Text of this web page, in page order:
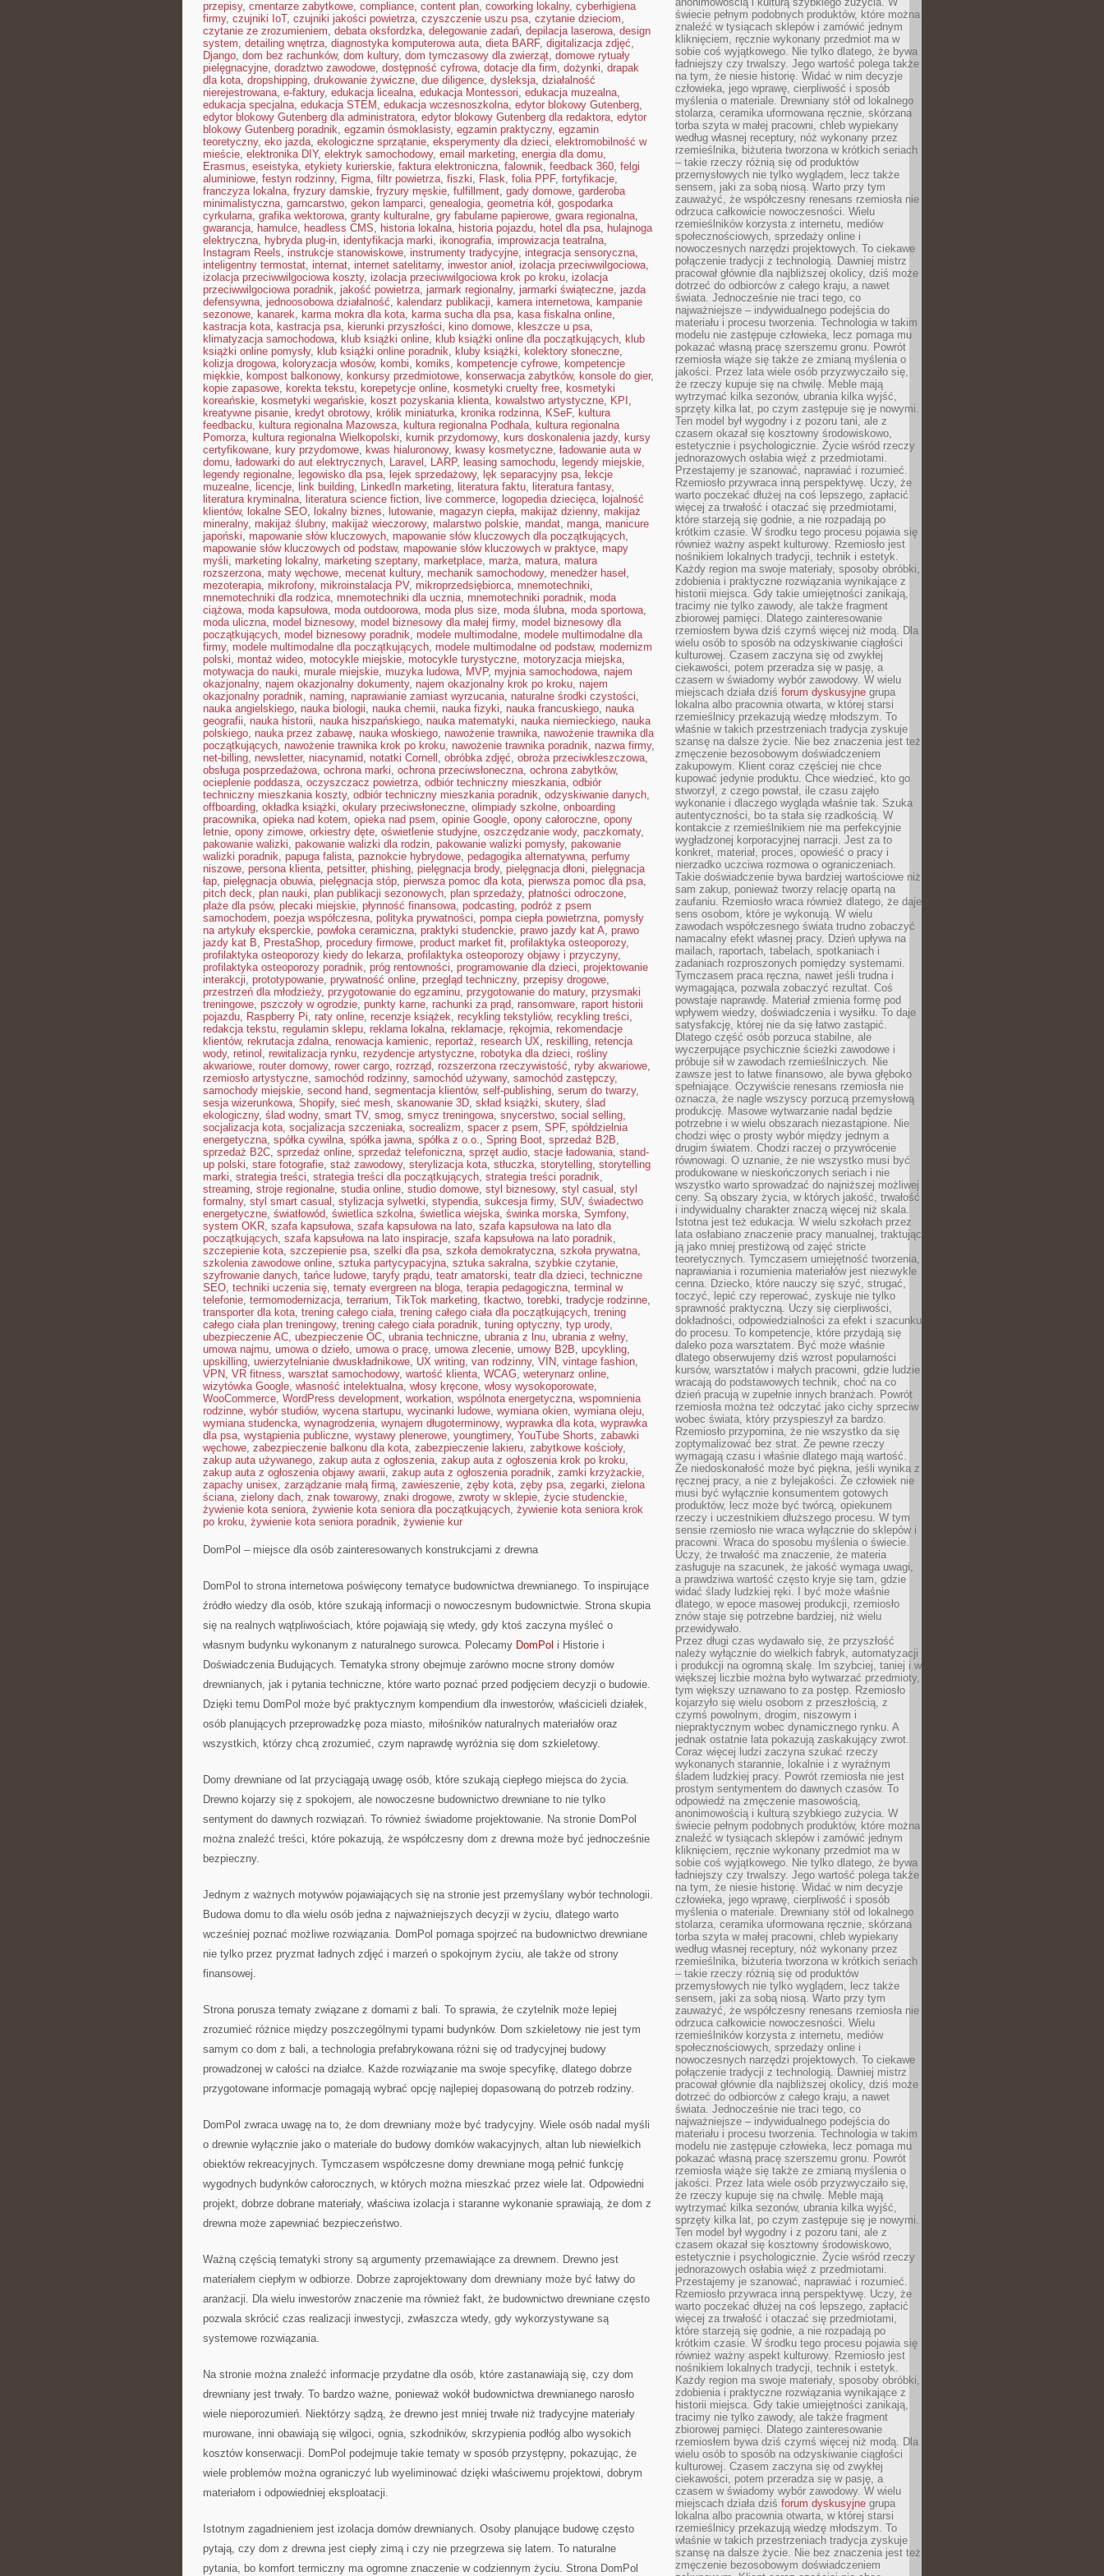
przepisy, cmentarze zabytkowe, compliance, content plan, coworking lokalny, cyberhigiena
firmy, czujniki IoT, czujniki jakości powietrza, czyszczenie uszu psa, czytanie dzieciom,
czytanie ze zrozumieniem, debata oksfordzka, delegowanie zadań, depilacja laserowa, design
system, detailing wnętrza, diagnostyka komputerowa auta, dieta BARF, digitalizacja zdjęć,
Django, dom bez rachunków, dom kultury, dom tymczasowy dla zwierząt, domowe rytuały
pielęgnacyjne, doradztwo zawodowe, dostępność cyfrowa, dotacje dla firm, dożynki, drapak
dla kota, dropshipping, drukowanie żywiczne, due diligence, dysleksja, działalność
nierejestrowana, e-faktury, edukacja licealna, edukacja Montessori, edukacja muzealna,
edukacja specjalna, edukacja STEM , edukacja wczesnoszkolna, edytor blokowy Gutenberg,
edytor blokowy Gutenberg dla administratora, edytor blokowy Gutenberg dla redaktora, edytor
blokowy Gutenberg poradnik, egzamin ósmoklasisty, egzamin praktyczny, egzamin
teoretyczny, eko jazda, ekologiczne sprzątanie, eksperymenty dla dzieci, elektromobilność w
mieście, elektronika DIY, elektryk samochodowy, email marketing, energia dla domu,
Erasmus, eseistyka, etykiety kurierskie, faktura elektroniczna, falownik, feedback 360, felgi
aluminiowe, festyn rodzinny, Figma, filtr powietrza, fiszki, Flask, folia PPF, fortyfikacje,
franczyza lokalna, fryzury damskie, fryzury męskie, fulfillment, gady domowe, garderoba
minimalistyczna, garncarstwo, gekon lamparci, genealogia, geometria kół, gospodarka
cyrkularna, grafika wektorowa, granty kulturalne, gry fabularne papierowe, gwara regionalna,
gwarancja, hamulce, headless CMS, historia lokalna, historia pojazdu, hotel dla psa, hulajnoga
elektryczna, hybryda plug-in, identyfikacja marki, ikonografia, improwizacja teatralna,
Instagram Reels, instrukcje stanowiskowe, instrumenty tradycyjne, integracja sensoryczna,
inteligentny termostat, internat, internet satelitarny, inwestor anioł, izolacja przeciwwilgociowa,
izolacja przeciwwilgociowa koszty, izolacja przeciwwilgociowa krok po kroku, izolacja
przeciwwilgociowa poradnik, jakość powietrza, jarmark regionalny, jarmarki świąteczne, jazda
defensywna, jednoosobowa działalność, kalendarz publikacji, kamera internetowa, kampanie
sezonowe, kanarek, karma mokra dla kota, karma sucha dla psa, kasa fiskalna online,
kastracja kota, kastracja psa, kierunki przyszłości, kino domowe, kleszcze u psa,
klimatyzacja samochodowa, klub książki online, klub książki online dla początkujących, klub
książki online pomysły, klub książki online poradnik, kluby książki, kolektory słoneczne,
kolizja drogowa, koloryzacja włosów, kombi, komiks, kompetencje cyfrowe, kompetencje
miękkie, kompost balkonowy, konkursy przedmiotowe, konserwacja zabytków, konsole do gier,
kopie zapasowe, korekta tekstu, korepetycje online, kosmetyki cruelty free, kosmetyki
koreańskie, kosmetyki wegańskie, koszt pozyskania klienta, kowalstwo artystyczne, KPI ,
kreatywne pisanie, kredyt obrotowy, królik miniaturka, kronika rodzinna, KSeF, kultura
feedbacku, kultura regionalna Mazowsza, kultura regionalna Podhala, kultura regionalna
Pomorza, kultura regionalna Wielkopolski, kurnik przydomowy, kurs doskonalenia jazdy, kursy
certyfikowane, kury przydomowe, kwas hialuronowy, kwasy kosmetyczne, ładowanie auta w
domu, ładowarki do aut elektrycznych, Laravel , LARP, leasing samochodu, legendy miejskie,
legendy regionalne, legowisko dla psa, lejek sprzedażowy, lęk separacyjny psa, lekcje
muzealne, licencje, link building, LinkedIn marketing, literatura faktu, literatura fantasy,
literatura kryminalna, literatura science fiction, live commerce, logopedia dziecięca, lojalność
klientów, lokalne SEO, lokalny biznes, lutowanie, magazyn ciepła, makijaż dzienny, makijaż
mineralny, makijaż ślubny, makijaż wieczorowy, malarstwo polskie, mandat, manga, manicure
japoński, mapowanie słów kluczowych, mapowanie słów kluczowych dla początkujących,
mapowanie słów kluczowych od podstaw, mapowanie słów kluczowych w praktyce, mapy
myśli, marketing lokalny, marketing szeptany, marketplace, marża, matura, matura
rozszerzona, maty węchowe, mecenat kultury, mechanik samochodowy, menedżer haseł,
mezoterapia, mikrofony, mikroinstalacja PV, mikroprzedsiębiorca, mnemotechniki,
mnemotechniki dla rodzica, mnemotechniki dla ucznia, mnemotechniki poradnik, moda
ciążowa, moda kapsułowa, moda outdoorowa, moda plus size, moda ślubna, moda sportowa,
moda uliczna, model biznesowy, model biznesowy dla małej firmy, model biznesowy dla
początkujących, model biznesowy poradnik, modele multimodalne, modele multimodalne dla
firmy, modele multimodalne dla początkujących, modele multimodalne od podstaw, modernizm
polski, montaż wideo, motocykle miejskie, motocykle turystyczne, motoryzacja miejska,
motywacja do nauki, murale miejskie, muzyka ludowa, MVP, myjnia samochodowa, najem
okazjonalny, najem okazjonalny dokumenty, najem okazjonalny krok po kroku, najem
okazjonalny poradnik, naming, naprawianie zamiast wyrzucania, naturalne środki czystości,
nauka angielskiego, nauka biologii, nauka chemii, nauka fizyki, nauka francuskiego, nauka
geografii, nauka historii, nauka hiszpańskiego, nauka matematyki, nauka niemieckiego, nauka
polskiego, nauka przez zabawę, nauka włoskiego, nawożenie trawnika, nawożenie trawnika dla
początkujących, nawożenie trawnika krok po kroku, nawożenie trawnika poradnik, nazwa firmy,
net-billing, newsletter, niacynamid, notatki Cornell , obróbka zdjęć, obroża przeciwkleszczowa,
obsługa posprzedażowa, ochrona marki, ochrona przeciwsłoneczna, ochrona zabytków,
ocieplenie poddasza, oczyszczacz powietrza, odbiór techniczny mieszkania, odbiór
techniczny mieszkania koszty, odbiór techniczny mieszkania poradnik, odzyskiwanie danych,
offboarding, okładka książki, okulary przeciwsłoneczne, olimpiady szkolne, onboarding
pracownika, opieka nad kotem, opieka nad psem, opinie Google, opony całoroczne, opony
letnie, opony zimowe, orkiestry dęte, oświetlenie studyjne, oszczędzanie wody, paczkomaty,
pakowanie walizki, pakowanie walizki dla rodzin, pakowanie walizki pomysły, pakowanie
walizki poradnik, papuga falista, paznokcie hybrydowe, pedagogika alternatywna, perfumy
niszowe, persona klienta, petsitter, phishing, pielęgnacja brody, pielęgnacja dłoni, pielęgnacja
łap, pielęgnacja obuwia, pielęgnacja stóp, pierwsza pomoc dla kota, pierwsza pomoc dla psa,
pitch deck, plan nauki, plan publikacji sezonowych, plan sprzedaży, płatności odroczone,
plaże dla psów, plecaki miejskie, płynność finansowa, podcasting, podróż z psem
samochodem, poezja współczesna, polityka prywatności, pompa ciepła powietrzna, pomysły
na artykuły eksperckie, powłoka ceramiczna, praktyki studenckie, prawo jazdy kat A, prawo
jazdy kat B, PrestaShop, procedury firmowe, product market fit, profilaktyka osteoporozy,
profilaktyka osteoporozy kiedy do lekarza, profilaktyka osteoporozy objawy i przyczyny,
profilaktyka osteoporozy poradnik, próg rentowności, programowanie dla dzieci, projektowanie
interakcji, prototypowanie, prywatność online, przegląd techniczny, przepisy drogowe,
przestrzeń dla młodzieży, przygotowanie do egzaminu, przygotowanie do matury, przysmaki
treningowe, pszczoły w ogrodzie, punkty karne, rachunki za prąd, ransomware, raport historii
pojazdu, Raspberry Pi, raty online, recenzje książek, recykling tekstyliów, recykling treści,
redakcja tekstu, regulamin sklepu, reklama lokalna, reklamacje, rękojmia, rekomendacje
klientów, rekrutacja zdalna, renowacja kamienic, reportaż, research UX, reskilling, retencja
wody, retinol , rewitalizacja rynku, rezydencje artystyczne, robotyka dla dzieci, rośliny
akwariowe, router domowy, rower cargo, rozrząd, rozszerzona rzeczywistość, ryby akwariowe,
rzemiosło artystyczne, samochód rodzinny, samochód używany, samochód zastępczy,
samochody miejskie, second hand, segmentacja klientów, self-publishing, serum do twarzy,
sesja wizerunkowa, Shopify, sieć mesh, skanowanie 3D, skład książki, skutery, ślad
ekologiczny, ślad wodny, smart TV, smog, smycz treningowa, snycerstwo, social selling,
socjalizacja kota, socjalizacja szczeniaka, socrealizm, spacer z psem, SPF, spółdzielnia
energetyczna, spółka cywilna, spółka jawna, spółka z o.o., Spring Boot, sprzedaż B2B,
sprzedaż B2C, sprzedaż online, sprzedaż telefoniczna, sprzęt audio, stacje ładowania, stand-
up polski, stare fotografie, staż zawodowy, sterylizacja kota, stłuczka, storytelling, storytelling
marki, strategia treści, strategia treści dla początkujących, strategia treści poradnik,
streaming, stroje regionalne, studia online, studio domowe, styl biznesowy, styl casual , styl
formalny, styl smart casual , stylizacja sylwetki, stypendia, sukcesja firmy, SUV, świadectwo
energetyczne, światłowód, świetlica szkolna, świetlica wiejska, świnka morska, Symfony,
system OKR, szafa kapsułowa, szafa kapsułowa na lato, szafa kapsułowa na lato dla
początkujących, szafa kapsułowa na lato inspiracje, szafa kapsułowa na lato poradnik,
szczepienie kota, szczepienie psa, szelki dla psa, szkoła demokratyczna, szkoła prywatna,
szkolenia zawodowe online, sztuka partycypacyjna, sztuka sakralna, szybkie czytanie,
szyfrowanie danych, tańce ludowe, taryfy prądu, teatr amatorski, teatr dla dzieci, techniczne
SEO, techniki uczenia się, tematy evergreen na bloga, terapia pedagogiczna, terminal w
telefonie, termomodernizacja, terrarium, TikTok marketing, tkactwo, torebki, tradycje rodzinne,
transporter dla kota, trening całego ciała, trening całego ciała dla początkujących, trening
całego ciała plan treningowy, trening całego ciała poradnik, tuning optyczny, typ urody,
ubezpieczenie AC, ubezpieczenie OC, ubrania techniczne, ubrania z lnu, ubrania z wełny,
umowa najmu, umowa o dzieło, umowa o pracę, umowa zlecenie, umowy B2B, upcykling,
upskilling, uwierzytelnianie dwuskładnikowe, UX writing, van rodzinny, VIN, vintage fashion,
VPN, VR fitness, warsztat samochodowy, wartość klienta, WCAG, weterynarz online,
wizytówka Google, własność intelektualna, włosy kręcone, włosy wysokoporowate,
WooCommerce, WordPress development, workation, wspólnota energetyczna, wspomnienia
rodzinne, wybór studiów, wycena startupu, wycinanki ludowe, wymiana okien, wymiana oleju,
wymiana studencka, wynagrodzenia, wynajem długoterminowy, wyprawka dla kota, wyprawka
dla psa, wystąpienia publiczne, wystawy plenerowe, youngtimery, YouTube Shorts, zabawki
węchowe, zabezpieczenie balkonu dla kota, zabezpieczenie lakieru, zabytkowe kościoły,
zakup auta używanego, zakup auta z ogłoszenia, zakup auta z ogłoszenia krok po kroku,
zakup auta z ogłoszenia objawy awarii, zakup auta z ogłoszenia poradnik, zamki krzyżackie,
zapachy unisex, zarządzanie małą firmą, zawieszenie, zęby kota, zęby psa, zegarki, zielona
ściana, zielony dach, znak towarowy, znaki drogowe, zwroty w sklepie, życie studenckie,
żywienie kota seniora, żywienie kota seniora dla początkujących, żywienie kota seniora krok
po kroku, żywienie kota seniora poradnik, żywienie kur
DomPol – miejsce dla osób zainteresowanych konstrukcjami z drewna
DomPol to strona internetowa poświęcony tematyce budownictwa drewnianego. To inspirujące
źródło wiedzy dla osób, które szukają informacji o nowoczesnym budownictwie. Strona skupia
się na realnych wątpliwościach, które pojawiają się wtedy, gdy ktoś zaczyna myśleć o
własnym budynku wykonanym z naturalnego surowca. Polecamy DomPol i Historie i
Doświadczenia Budujących. Tematyka strony obejmuje zarówno mocne strony domów
drewnianych, jak i pytania techniczne, które warto poznać przed podjęciem decyzji o budowie.
Dzięki temu DomPol może być praktycznym kompendium dla inwestorów, właścicieli działek,
osób planujących przeprowadzkę poza miasto, miłośników naturalnych materiałów oraz
wszystkich, którzy chcą zrozumieć, czym naprawdę wyróżnia się dom szkieletowy.
Domy drewniane od lat przyciągają uwagę osób, które szukają ciepłego miejsca do życia.
Drewno kojarzy się z spokojem, ale nowoczesne budownictwo drewniane to nie tylko
sentyment do dawnych rozwiązań. To również świadome projektowanie. Na stronie DomPol
można znaleźć treści, które pokazują, że współczesny dom z drewna może być jednocześnie
bezpieczny.
Jednym z ważnych motywów pojawiających się na stronie jest przemyślany wybór technologii.
Budowa domu to dla wielu osób jedna z najważniejszych decyzji w życiu, dlatego warto
wcześniej poznać możliwe rozwiązania. DomPol pomaga spojrzeć na budownictwo drewniane
nie tylko przez pryzmat ładnych zdjęć i marzeń o spokojnym życiu, ale także od strony
finansowej.
Strona porusza tematy związane z domami z bali. To sprawia, że czytelnik może lepiej
zrozumieć różnice między poszczególnymi typami budynków. Dom szkieletowy nie jest tym
samym co dom z bali, a technologia prefabrykowana różni się od tradycyjnej budowy
prowadzonej w całości na działce. Każde rozwiązanie ma swoje specyfikę, dlatego dobrze
przygotowane informacje pomagają wybrać opcję najlepiej dopasowaną do potrzeb rodziny.
DomPol zwraca uwagę na to, że dom drewniany może być tradycyjny. Wiele osób nadal myśli
o drewnie wyłącznie jako o materiale do budowy domków wakacyjnych, altan lub niewielkich
obiektów rekreacyjnych. Tymczasem współczesne domy drewniane mogą pełnić funkcję
wygodnych budynków całorocznych, w których można mieszkać przez wiele lat. Odpowiedni
projekt, dobrze dobrane materiały, właściwa izolacja i staranne wykonanie sprawiają, że dom z
drewna może zapewniać bezpieczeństwo.
Ważną częścią tematyki strony są argumenty przemawiające za drewnem. Drewno jest
materiałem ciepłym w odbiorze. Dobrze zaprojektowany dom drewniany może być łatwy do
aranżacji. Dla wielu inwestorów znaczenie ma również fakt, że budownictwo drewniane często
pozwala skrócić czas realizacji inwestycji, zwłaszcza wtedy, gdy wykorzystywane są
systemowe rozwiązania.
Na stronie można znaleźć informacje przydatne dla osób, które zastanawiają się, czy dom
drewniany jest trwały. To bardzo ważne, ponieważ wokół budownictwa drewnianego narosło
wiele nieporozumień. Niektórzy sądzą, że drewno jest mniej trwałe niż tradycyjne materiały
murowane, inni obawiają się wilgoci, ognia, szkodników, skrzypienia podłóg albo wysokich
kosztów konserwacji. DomPol podejmuje takie tematy w sposób przystępny, pokazując, że
wiele problemów można ograniczyć lub wyeliminować dzięki właściwemu projektowi, dobrym
materiałom i odpowiedniej eksploatacji.
Istotnym zagadnieniem jest izolacja domów drewnianych. Osoby planujące budowę często
pytają, czy dom z drewna jest ciepły zimą i czy nie przegrzewa się latem. To naturalne
pytania, bo komfort termiczny ma ogromne znaczenie w codziennym życiu. Strona DomPol
świecie pełnym podobnych produktów, które można
znaleźć w tysiącach sklepów i zamówić jednym
kliknięciem, ręcznie wykonany przedmiot ma w
sobie coś wyjątkowego. Nie tylko dlatego, że bywa
ładniejszy czy trwalszy. Jego wartość polega także
na tym, że niesie historię. Widać w nim decyzje
człowieka, jego wprawę, cierpliwość i sposób
myślenia o materiale. Drewniany stół od lokalnego
stolarza, ceramika uformowana ręcznie, skórzana
torba szyta w małej pracowni, chleb wypiekany
według własnej receptury, nóż wykonany przez
rzemieślnika, biżuteria tworzona w krótkich seriach
– takie rzeczy różnią się od produktów
przemysłowych nie tylko wyglądem, lecz także
sensem, jaki za sobą niosą. Warto przy tym
zauważyć, że współczesny renesans rzemiosła nie
odrzuca całkowicie nowoczesności. Wielu
rzemieślników korzysta z internetu, mediów
społecznościowych, sprzedaży online i
nowoczesnych narzędzi projektowych. To ciekawe
połączenie tradycji z technologią. Dawniej mistrz
pracował głównie dla najbliższej okolicy, dziś może
dotrzeć do odbiorców z całego kraju, a nawet
świata. Jednocześnie nie traci tego, co
najważniejsze – indywidualnego podejścia do
materiału i procesu tworzenia. Technologia w takim
modelu nie zastępuje człowieka, lecz pomaga mu
pokazać własną pracę szerszemu gronu. Powrót
rzemiosła wiąże się także ze zmianą myślenia o
jakości. Przez lata wiele osób przyzwyczaiło się,
że rzeczy kupuje się na chwilę. Meble mają
wytrzymać kilka sezonów, ubrania kilka wyjść,
sprzęty kilka lat, po czym zastępuje się je nowymi.
Ten model był wygodny i z pozoru tani, ale z
czasem okazał się kosztowny środowiskowo,
estetycznie i psychologicznie. Życie wśród rzeczy
jednorazowych osłabia więź z przedmiotami.
Przestajemy je szanować, naprawiać i rozumieć.
Rzemiosło przywraca inną perspektywę. Uczy, że
warto poczekać dłużej na coś lepszego, zapłacić
więcej za trwałość i otaczać się przedmiotami,
które starzeją się godnie, a nie rozpadają po
krótkim czasie. W środku tego procesu pojawia się
również ważny aspekt kulturowy. Rzemiosło jest
nośnikiem lokalnych tradycji, technik i estetyk.
Każdy region ma swoje materiały, sposoby obróbki,
zdobienia i praktyczne rozwiązania wynikające z
historii miejsca. Gdy takie umiejętności zanikają,
tracimy nie tylko zawody, ale także fragment
zbiorowej pamięci. Dlatego zainteresowanie
rzemiosłem bywa dziś czymś więcej niż modą. Dla
wielu osób to sposób na odzyskiwanie ciągłości
kulturowej. Czasem zaczyna się od zwykłej
ciekawości, potem przeradza się w pasję, a
czasem w świadomy wybór zawodowy. W wielu
miejscach działa dziś forum dyskusyjne grupa
lokalna albo pracownia otwarta, w której starsi
rzemieślnicy przekazują wiedzę młodszym. To
właśnie w takich przestrzeniach tradycja zyskuje
szansę na dalsze życie. Nie bez znaczenia jest też
zmęczenie bezosobowym doświadczeniem
zakupowym. Klient coraz częściej nie chce
kupować jedynie produktu. Chce wiedzieć, kto go
stworzył, z czego powstał, ile czasu zajęło
wykonanie i dlaczego wygląda właśnie tak. Szuka
autentyczności, bo ta stała się rzadkością. W
kontakcie z rzemieślnikiem nie ma perfekcyjnie
wygładzonej korporacyjnej narracji. Jest za to
konkret, materiał, proces, opowieść o pracy i
nierzadko uczciwa rozmowa o ograniczeniach.
Takie doświadczenie bywa bardziej wartościowe niż
sam zakup, ponieważ tworzy relację opartą na
zaufaniu. Rzemiosło wraca również dlatego, że daje
sens osobom, które je wykonują. W wielu
zawodach współczesnego świata trudno zobaczyć
namacalny efekt własnej pracy. Dzień upływa na
mailach, raportach, tabelach, spotkaniach i
zadaniach rozproszonych pomiędzy systemami.
Tymczasem praca ręczna, nawet jeśli trudna i
wymagająca, pozwala zobaczyć rezultat. Coś
powstaje naprawdę. Materiał zmienia formę pod
wpływem wiedzy, doświadczenia i wysiłku. To daje
satysfakcję, której nie da się łatwo zastąpić.
Dlatego część osób porzuca stabilne, ale
wyczerpujące psychicznie ścieżki zawodowe i
próbuje sił w zawodach rzemieślniczych. Nie
zawsze jest to łatwe finansowo, ale bywa głęboko
spełniające. Oczywiście renesans rzemiosła nie
oznacza, że nagle wszyscy porzucą przemysłową
produkcję. Masowe wytwarzanie nadal będzie
potrzebne i w wielu obszarach niezastąpione. Nie
chodzi więc o prosty wybór między jednym a
drugim światem. Chodzi raczej o przywrócenie
równowagi. O uznanie, że nie wszystko musi być
produkowane w nieskończonych seriach i nie
wszystko warto sprowadzać do najniższej możliwej
ceny. Są obszary życia, w których jakość, trwałość
i indywidualny charakter znaczą więcej niż skala.
Istotna jest też edukacja. W wielu szkołach przez
lata osłabiano znaczenie pracy manualnej, traktując
ją jako mniej prestiżową od zajęć stricte
teoretycznych. Tymczasem umiejętność tworzenia,
naprawiania i rozumienia materiałów jest niezwykle
cenna. Dziecko, które nauczy się szyć, strugać,
toczyć, lepić czy reperować, zyskuje nie tylko
sprawność praktyczną. Uczy się cierpliwości,
dokładności, odpowiedzialności za efekt i szacunku
do procesu. To kompetencje, które przydają się
daleko poza warsztatem. Być może właśnie
dlatego obserwujemy dziś wzrost popularności
kursów, warsztatów i małych pracowni, gdzie ludzie
wracają do podstawowych technik, choć na co
dzień pracują w zupełnie innych branżach. Powrót
rzemiosła można też odczytać jako cichy sprzeciw
wobec świata, który przyspieszył za bardzo.
Rzemiosło przypomina, że nie wszystko da się
zoptymalizować bez strat. Że pewne rzeczy
wymagają czasu i właśnie dlatego mają wartość.
Że niedoskonałość może być piękna, jeśli wynika z
ręcznej pracy, a nie z bylejakości. Że człowiek nie
musi być wyłącznie konsumentem gotowych
produktów, lecz może być twórcą, opiekunem
rzeczy i uczestnikiem dłuższego procesu. W tym
sensie rzemiosło nie wraca wyłącznie do sklepów i
pracowni. Wraca do sposobu myślenia o świecie.
Uczy, że trwałość ma znaczenie, że materia
zasługuje na szacunek, że jakość wymaga uwagi,
a prawdziwa wartość często kryje się tam, gdzie
widać ślady ludzkiej ręki. I być może właśnie
dlatego, w epoce masowej produkcji, rzemiosło
znów staje się potrzebne bardziej, niż wielu
przewidywało.
Przez długi czas wydawało się, że przyszłość
należy wyłącznie do wielkich fabryk, automatyzacji
i produkcji na ogromną skalę. Im szybciej, taniej i w
większej liczbie można było wytwarzać przedmioty,
tym większy uznawano to za postęp. Rzemiosło
kojarzyło się wielu osobom z przeszłością, z
czymś powolnym, drogim, niszowym i
niepraktycznym wobec dynamicznego rynku. A
jednak ostatnie lata pokazują zaskakujący zwrot.
Coraz więcej ludzi zaczyna szukać rzeczy
wykonanych starannie, lokalnie i z wyraźnym
śladem ludzkiej pracy. Powrót rzemiosła nie jest
prostym sentymentem do dawnych czasów. To
odpowiedź na zmęczenie masowością,
anonimowością i kulturą szybkiego zużycia. W
świecie pełnym podobnych produktów, które można
znaleźć w tysiącach sklepów i zamówić jednym
kliknięciem, ręcznie wykonany przedmiot ma w
sobie coś wyjątkowego. Nie tylko dlatego, że bywa
ładniejszy czy trwalszy. Jego wartość polega także
na tym, że niesie historię. Widać w nim decyzje
człowieka, jego wprawę, cierpliwość i sposób
myślenia o materiale. Drewniany stół od lokalnego
stolarza, ceramika uformowana ręcznie, skórzana
torba szyta w małej pracowni, chleb wypiekany
według własnej receptury, nóż wykonany przez
rzemieślnika, biżuteria tworzona w krótkich seriach
– takie rzeczy różnią się od produktów
przemysłowych nie tylko wyglądem, lecz także
sensem, jaki za sobą niosą. Warto przy tym
zauważyć, że współczesny renesans rzemiosła nie
odrzuca całkowicie nowoczesności. Wielu
rzemieślników korzysta z internetu, mediów
społecznościowych, sprzedaży online i
nowoczesnych narzędzi projektowych. To ciekawe
połączenie tradycji z technologią. Dawniej mistrz
pracował głównie dla najbliższej okolicy, dziś może
dotrzeć do odbiorców z całego kraju, a nawet
świata. Jednocześnie nie traci tego, co
najważniejsze – indywidualnego podejścia do
materiału i procesu tworzenia. Technologia w takim
modelu nie zastępuje człowieka, lecz pomaga mu
pokazać własną pracę szerszemu gronu. Powrót
rzemiosła wiąże się także ze zmianą myślenia o
jakości. Przez lata wiele osób przyzwyczaiło się,
że rzeczy kupuje się na chwilę. Meble mają
wytrzymać kilka sezonów, ubrania kilka wyjść,
sprzęty kilka lat, po czym zastępuje się je nowymi.
Ten model był wygodny i z pozoru tani, ale z
czasem okazał się kosztowny środowiskowo,
estetycznie i psychologicznie. Życie wśród rzeczy
jednorazowych osłabia więź z przedmiotami.
Przestajemy je szanować, naprawiać i rozumieć.
Rzemiosło przywraca inną perspektywę. Uczy, że
warto poczekać dłużej na coś lepszego, zapłacić
więcej za trwałość i otaczać się przedmiotami,
które starzeją się godnie, a nie rozpadają po
krótkim czasie. W środku tego procesu pojawia się
również ważny aspekt kulturowy. Rzemiosło jest
nośnikiem lokalnych tradycji, technik i estetyk.
Każdy region ma swoje materiały, sposoby obróbki,
zdobienia i praktyczne rozwiązania wynikające z
historii miejsca. Gdy takie umiejętności zanikają,
tracimy nie tylko zawody, ale także fragment
zbiorowej pamięci. Dlatego zainteresowanie
rzemiosłem bywa dziś czymś więcej niż modą. Dla
wielu osób to sposób na odzyskiwanie ciągłości
kulturowej. Czasem zaczyna się od zwykłej
ciekawości, potem przeradza się w pasję, a
czasem w świadomy wybór zawodowy. W wielu
miejscach działa dziś forum dyskusyjne grupa
lokalna albo pracownia otwarta, w której starsi
rzemieślnicy przekazują wiedzę młodszym. To
właśnie w takich przestrzeniach tradycja zyskuje
szansę na dalsze życie. Nie bez znaczenia jest też
zmęczenie bezosobowym doświadczeniem